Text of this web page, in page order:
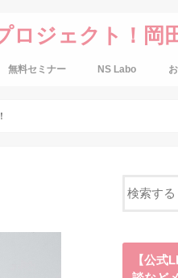
ロジェクト！岡
無料セミナー NS Labo
【公式